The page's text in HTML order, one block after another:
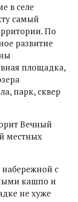
в селе
самый
По
развитие
площадка,
парк, сквер
Вечный
местных
с
кашпо и
не хуже